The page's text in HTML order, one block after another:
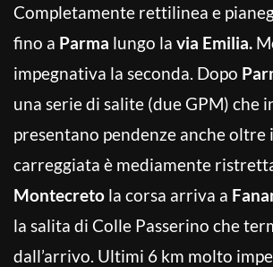
Completamente rettilinea e
fino a Parma lungo la via Emilia.
impegnativa la seconda. Dopo
una serie di salite (due GPM) che
presentano pendenze anche oltre
carreggiata è mediamente
Montecreto la corsa arriva a
la salita di Colle Passerino che
dall’arrivo. Ultimi 6 km molto